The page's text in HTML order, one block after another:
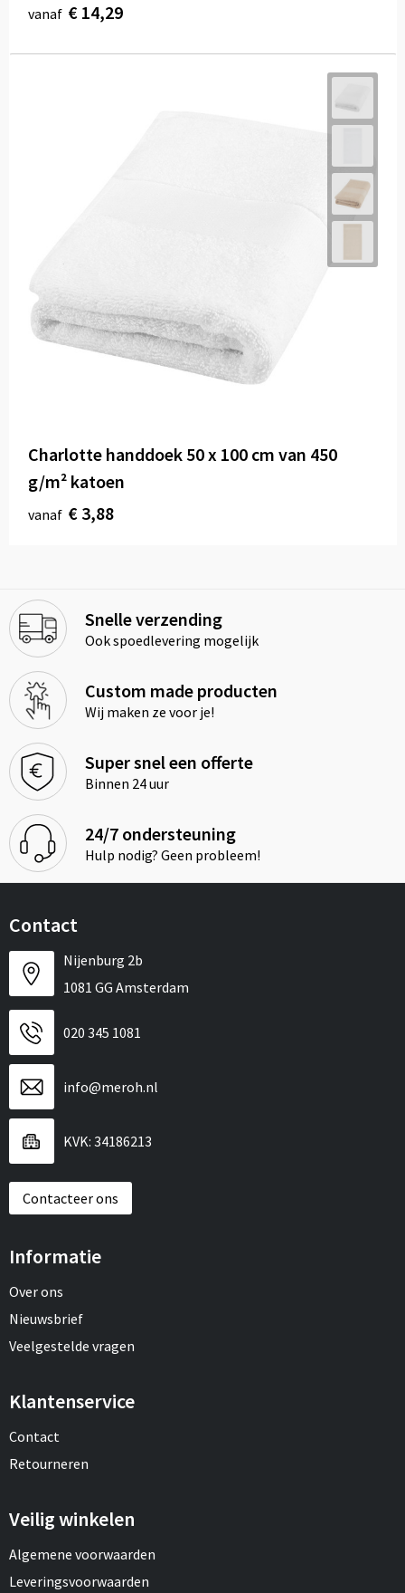
vanaf € 14,29
Charlotte handdoek 50 x 100 cm van 450
g/m² katoen
vanaf € 3,88
Snelle verzending
Ook spoedlevering mogelijk
Custom made producten
Wij maken ze voor je!
Super snel een offerte
Binnen 24 uur
24/7 ondersteuning
Hulp nodig? Geen probleem!
Contact
Nijenburg 2b
1081 GG Amsterdam
020 345 1081
info@meroh.nl
KVK: 34186213
Contacteer ons
Informatie
Over ons
Nieuwsbrief
Veelgestelde vragen
Klantenservice
Contact
Retourneren
Veilig winkelen
Algemene voorwaarden
Leveringsvoorwaarden